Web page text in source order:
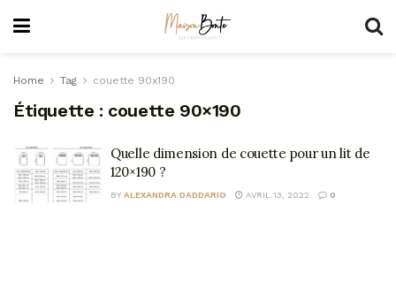
Home Tag couette 90x190
Étiquette : couette 90×190
Quelle dimension de couette pour un lit de
120×190 ?
BY ALEXANDRA DADDARIO AVRIL 13, 2022 0